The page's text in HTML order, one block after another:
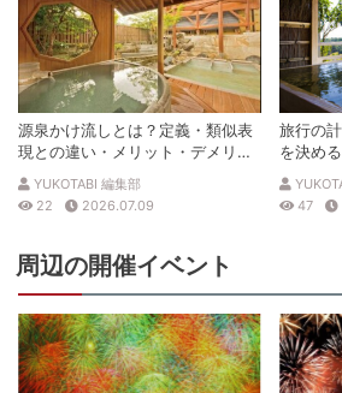
源泉かけ流しとは？定義・類似表
現との違い・メリット・デメリッ
トを解説
YUKOTABI 編集部
22
2026.07.09
旅行の
を決め
見表
47
周辺の開催イベント